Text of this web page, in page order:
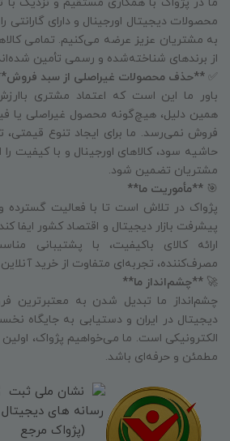
محصولات دیجیتال اورجینال و دارای گارانتی
به مشتریان عزیز عرضه می‌کنیم. تمامی
از برندهای شناخته‌شده و رسمی تأمین
✅ **حذف محصولات غیراصلی از سبد
باور ما این است که اعتماد مشتری
همین دلیل، هیچ‌گونه محصول غیراصلی یا
فروش نمی‌رسد. ما برای ایجاد تنوع
حاشیه سود، کالاهای اورجینال و با کیفیت را
مشتریان تضمین شود.
🎯 **مأموریت ما**
پژواک در تلاش است تا با فعالیت
پیشرفت بازار دیجیتال و اقتصاد کشور ایفا
ارائه کالای باکیفیت، با پشتیبانی
مصرف‌کننده، تجربه‌ای متفاوت از خرید آنلاین
🚀 **چشم‌انداز ما**
چشم‌انداز ما تبدیل شدن به معتبرترین
دیجیتال در ایران و دستیابی به جایگاه
الکترونیکی است. ما می‌خواهیم پژواک، اولین
مطمئن و حرفه‌ای باشد.